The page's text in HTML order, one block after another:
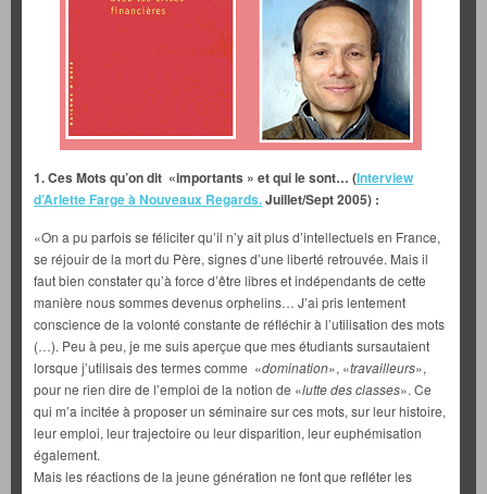
1. Ces Mots qu’on dit «importants » et qui le sont… (Interview
d’Arlette Farge à Nouveaux Regards.Juillet/Sept 2005) :
«On a pu parfois se féliciter qu’il n’y ait plus d’intellectuels en France,
se réjouir de la mort du Père, signes d’une liberté retrouvée. Mais il
faut bien constater qu’à force d’être libres et indépendants de cette
manière nous sommes devenus orphelins… J’ai pris lentement
conscience de la volonté constante de réfléchir à l’utilisation des mots
(…). Peu à peu, je me suis aperçue que mes étudiants sursautaient
lorsque j’utilisais des termes comme «domination», «travailleurs»,
pour ne rien dire de l’emploi de la notion de «lutte des classes». Ce
qui m’a incitée à proposer un séminaire sur ces mots, sur leur histoire,
leur emploi, leur trajectoire ou leur disparition, leur euphémisation
également.
Mais les réactions de la jeune génération ne font que refléter les